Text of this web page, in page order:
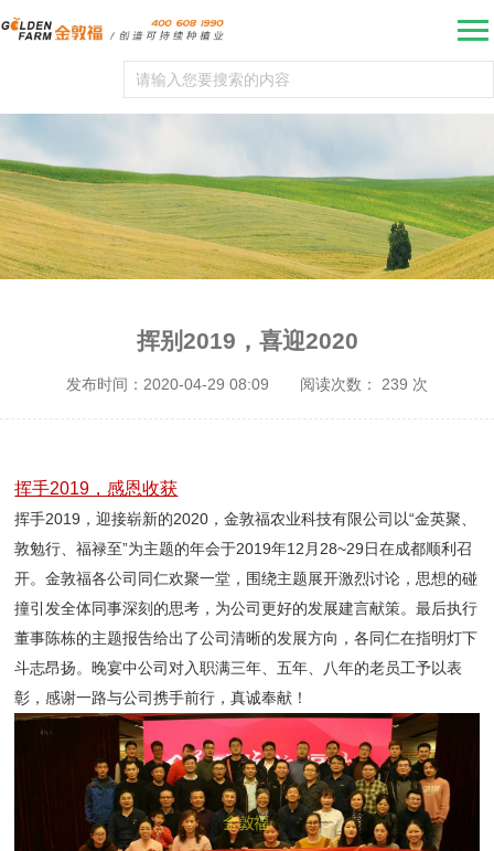
挥别2019，喜迎2020
发布时间：2020-04-29 08:09 阅读次数： 239 次
挥手2019，感恩收获
挥手2019，迎接崭新的2020，金敦福农业科技有限公司以“金英聚、
敦勉行、福禄至”为主题的年会于2019年12月28~29日在成都顺利召
开。金敦福各公司同仁欢聚一堂，围绕主题展开激烈讨论，思想的碰
撞引发全体同事深刻的思考，为公司更好的发展建言献策。最后执行
董事陈栋的主题报告给出了公司清晰的发展方向，各同仁在指明灯下
斗志昂扬。晚宴中公司对入职满三年、五年、八年的老员工予以表
彰，感谢一路与公司携手前行，真诚奉献！